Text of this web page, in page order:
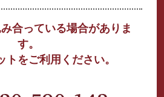
合っている場合がありま
す。
トをご利用ください。